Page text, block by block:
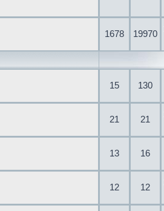
1678 19970
15 130
21 21
13 16
12 12